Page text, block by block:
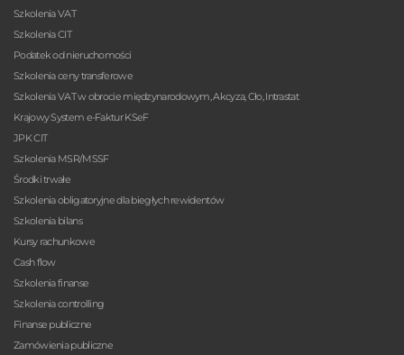
Szkolenia VAT
Szkolenia CIT
Podatek od nieruchomości
Szkolenia ceny transferowe
Szkolenia VAT w obrocie międzynarodowym, Akcyza, Cło, Intrastat
Krajowy System e-Faktur KSeF
JPK CIT
Szkolenia MSR/MSSF
Środki trwałe
Szkolenia obligatoryjne dla biegłych rewidentów
Szkolenia bilans
Kursy rachunkowe
Cash flow
Szkolenia finanse
Szkolenia controlling
Finanse publiczne
Zamówienia publiczne